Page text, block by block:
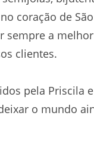
coração de
sempre a melhor
clientes.
pela Priscila
o mundo